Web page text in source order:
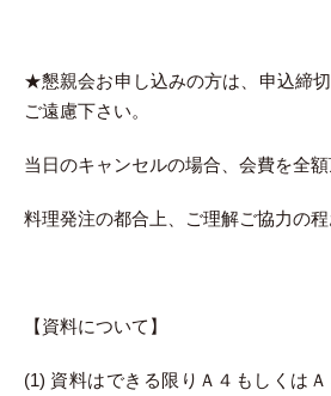
★懇親会お申し込みの方は、申込締
ご遠慮下さい。
当日のキャンセルの場合、会費を全額
料理発注の都合上、ご理解ご協力の程
【資料について】
(1) 資料はできる限りＡ４もしくは